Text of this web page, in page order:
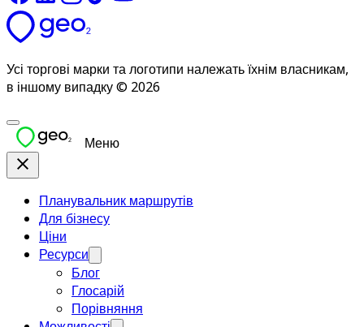
Усі торгові марки та логотипи належать їхнім власникам,
в іншому випадку © 2026
Меню
Планувальник маршрутів
Для бізнесу
Ціни
Ресурси
Блог
Глосарій
Порівняння